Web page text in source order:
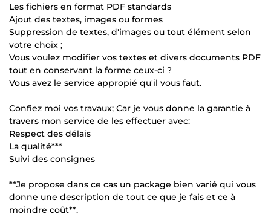
Les fichiers en format PDF standards
Ajout des textes, images ou formes
Suppression de textes, d'images ou tout élément selon
votre choix ;
Vous voulez modifier vos textes et divers documents PDF
tout en conservant la forme ceux-ci ?
Vous avez le service appropié qu'il vous faut.
Confiez moi vos travaux; Car je vous donne la garantie à
travers mon service de les effectuer avec:
Respect des délais
La qualité***
Suivi des consignes
**Je propose dans ce cas un package bien varié qui vous
donne une description de tout ce que je fais et ce à
moindre coût**.